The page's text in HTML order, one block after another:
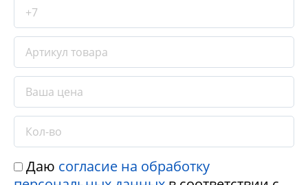
Даю согласие на обработку